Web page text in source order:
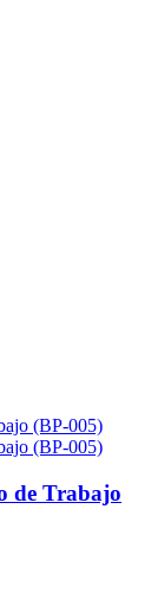
de Trabajo